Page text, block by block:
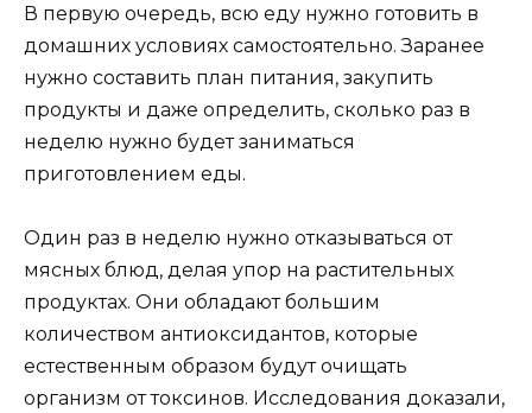
В первую очередь, всю еду нужно готовить в
домашних условиях самостоятельно. Заранее
нужно составить план питания, закупить
продукты и даже определить, сколько раз в
неделю нужно будет заниматься
приготовлением еды.
Один раз в неделю нужно отказываться от
мясных блюд, делая упор на растительных
продуктах. Они обладают большим
количеством антиоксидантов, которые
естественным образом будут очищать
организм от токсинов. Исследования доказали,